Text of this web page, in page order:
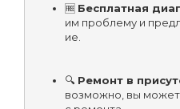
🆓 Бесплатная
им проблему и
ие.
🔍 Ремонт в
возможно, вы